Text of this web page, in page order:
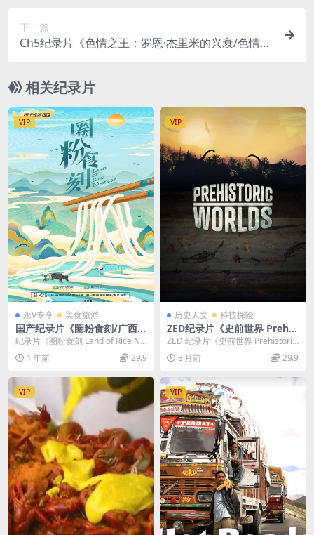
下一篇
Ch5纪录片《色情之王：罗恩·杰里米的兴衰/色情之
22》全2集 英语中英双字 官方纯净版 1080P/MKV/
1.23G
相关纪录片
VIP
永V专享 美食旅游
国产纪录片《圈粉食刻/广西米
粉 Land of Rice Noodles 20
22》第一季全8集 国语中字 官
方纯净版 4K超清/2160P/MK
纪录片《圈粉食刻 Land of Rice No
odles 2022》第一季全8...
1 年前 29.9
VIP
历史人文 科技探险
ZED纪录片《史前世界 Prehis
toric Worlds 2019》英语中
英双字 无水印纯净版 1080P/
MKV/3.02G 史前世界
ZED 纪录片《史前世界 Prehistoric
Worlds 2019》内容整...
8 月前 29.9
VIP VIP